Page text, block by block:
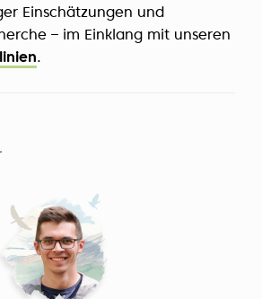
Einschätzungen und
– im Einklang mit unseren
.